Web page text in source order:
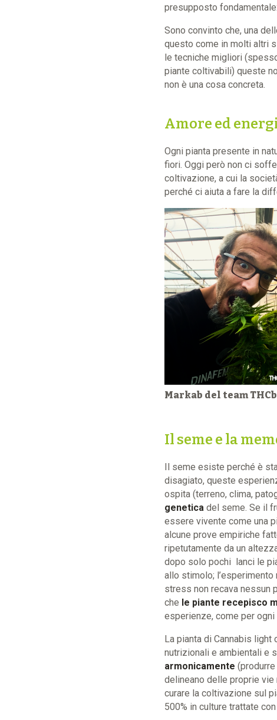
presupposto
Sono convinto che, una
questo come in molti altri
le tecniche migliori
piante coltivabili) queste
non è una cosa concreta.
Amore ed
Ogni pianta presente in
fiori. Oggi però non ci
coltivazione, a cui la
perché ci aiuta a fare la
Markab del team
Il seme e la
Il seme esiste perché è
disagiato, queste
ospita (terreno, clima,
geneticadel seme. Se il
essere vivente come una
alcune prove empiriche
ripetutamente da un
dopo solo pochi lanci le
allo stimolo;
stress non recava nessun
che le piante recepisco
esperienze, come per
La pianta di Cannabis
nutrizionali e ambientali e
armonicamente
delineano delle proprie vie
curare la coltivazione sul
500% in culture trattate